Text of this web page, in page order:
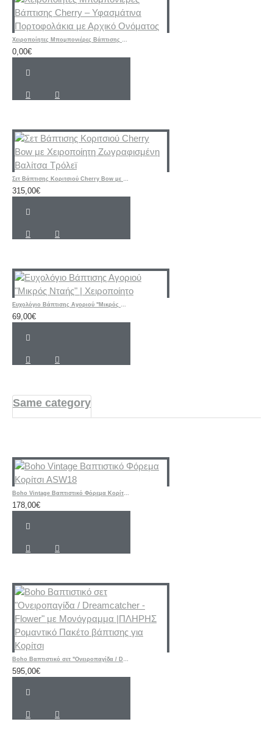
Χειροποίητες Μπομπονιέρες Βάπτισης Cherry – Υφασμάτινα Πορτοφολάκια με Αρχικό Ονόματος
0,00€
Σετ Βάπτισης Κοριτσιού Cherry Bow με Χειροποίητη Ζωγραφισμένη Βαλίτσα Τρόλεϊ
315,00€
Ευχολόγιο Βάπτισης Αγοριού "Μικρός Νταής" | Χειροποίητο
69,00€
Same category
Boho Vintage Βαπτιστικό Φόρεμα Κορίτσι ASW18
178,00€
Boho Βαπτιστικό σετ "Ονειροπαγίδα / Dreamcatcher - Flower" με Μονόγραμμα |ΠΛΗΡΗΣ Ρομαντικό Πακέτο βάπτισης για Κορίτσι
595,00€